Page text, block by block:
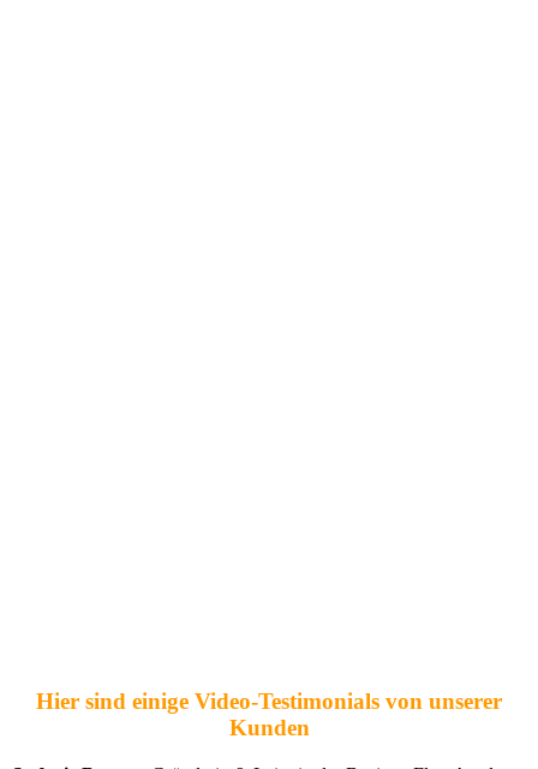
Hier sind einige Video-Testimonials von unserer
Kunden